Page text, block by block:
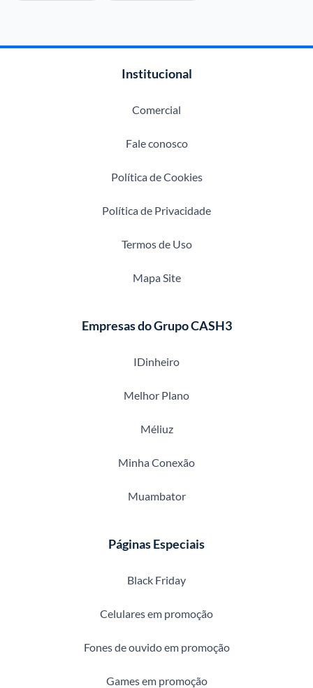
Institucional
Comercial
Fale conosco
Política de Cookies
Política de Privacidade
Termos de Uso
Mapa Site
Empresas do Grupo CASH3
IDinheiro
Melhor Plano
Méliuz
Minha Conexão
Muambator
Páginas Especiais
Black Friday
Celulares em promoção
Fones de ouvido em promoção
Games em promoção